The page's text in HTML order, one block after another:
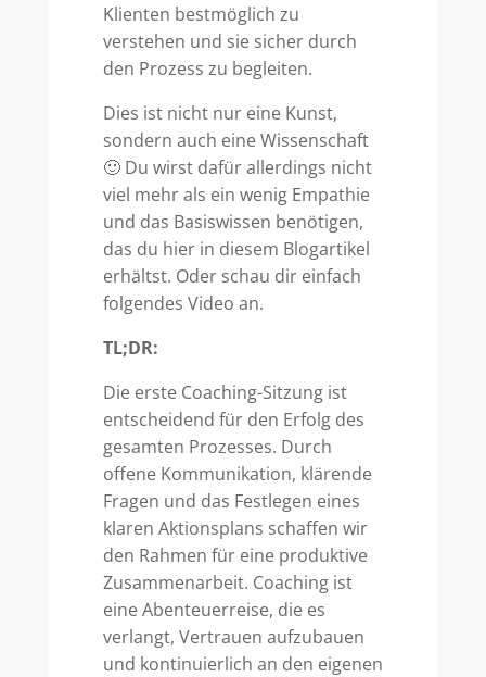
Klienten bestmöglich zu
verstehen und sie sicher durch
den Prozess zu begleiten.
Dies ist nicht nur eine Kunst,
sondern auch eine Wissenschaft
🙂 Du wirst dafür allerdings nicht
viel mehr als ein wenig Empathie
und das Basiswissen benötigen,
das du hier in diesem Blogartikel
erhältst. Oder schau dir einfach
folgendes Video an.
TL;DR:
Die erste Coaching-Sitzung ist
entscheidend für den Erfolg des
gesamten Prozesses. Durch
offene Kommunikation, klärende
Fragen und das Festlegen eines
klaren Aktionsplans schaffen wir
den Rahmen für eine produktive
Zusammenarbeit. Coaching ist
eine Abenteuerreise, die es
verlangt, Vertrauen aufzubauen
und kontinuierlich an den eigenen